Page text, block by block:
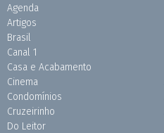
Agenda
Artigos
Brasil
Canal 1
Casa e Acabamento
Cinema
Condomínios
Cruzeirinho
Do Leitor